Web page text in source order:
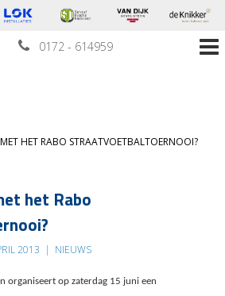
0172 - 614959
HET RABO STRAATVOETBALTOERNOOI?
het Rabo
2013 | NIEUWS
organiseert op zaterdag 15 juni een